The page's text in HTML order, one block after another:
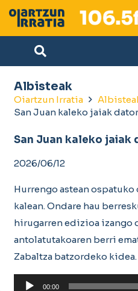
Albisteak
Oiartzun Irratia
San Juan kaleko jaiak
San Juan kaleko jaiak
2026/06/12
Hurrengo astean
kalean. Ondare hau
hirugarren edizioa izango
antolatutakoaren berri
Zabaltza batzordeko kidea.
Soinu
00:00